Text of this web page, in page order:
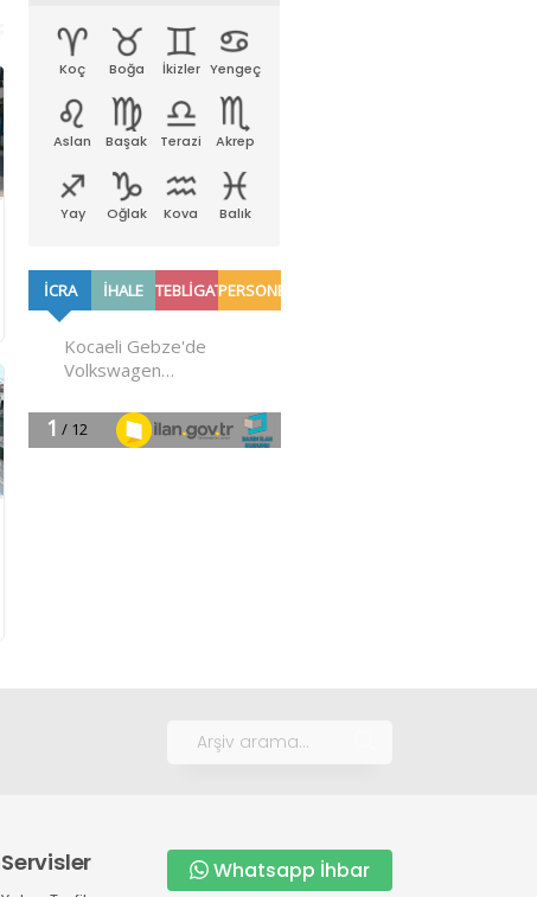
Koç Boğa İkizler Yengeç
Aslan Başak Terazi Akrep
Yay Oğlak Kova Balık
Servisler Whatsapp İhbar